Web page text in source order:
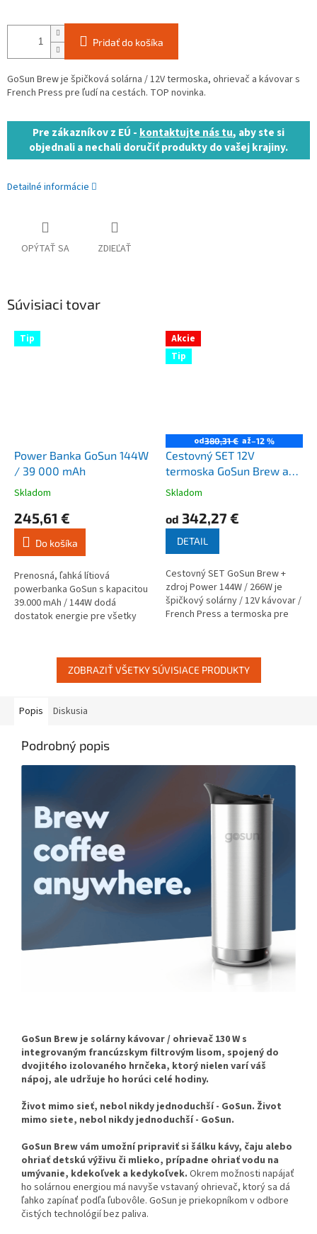
Pridať do košíka
GoSun Brew je špičková solárna / 12V termoska, ohrievač a kávovar s
French Press pre ľudí na cestách. TOP novinka.
Pre zákazníkov z EÚ -kontaktujte nás tu, aby ste si
objednali a nechali doručiť produkty do vašej krajiny.
Detailné informácie
OPÝTAŤ SA ZDIEĽAŤ
Súvisiaci tovar
Tip
Power Banka GoSun 144W
/ 39 000 mAh
Priemerné
produktu
4,3
5
hviezdičiek.
Skladom
245,61 €
Do košíka
Prenosná, ľahká lítiová
powerbanka GoSun s kapacitou
39.000 mAh / 144W dodá
dostatok energie pre všetky
Akcie
Tip
od380,31 € až–12 %
Cestovný SET 12V
termoska GoSun Brew a
kávovar + Power 144W /
Priemerné
produktu
5
hviezdičiek.
Skladom
od 342,27 €
DETAIL
Cestovný SET GoSun Brew +
zdroj Power 144W / 266W je
špičkový solárny / 12V kávovar /
French Press a termoska pre
ZOBRAZIŤ VŠETKY SÚVISIACE PRODUKTY
Popis Diskusia
Podrobný popis
GoSun Brew je solárny kávovar / ohrievač 130 W s
integrovaným francúzskym filtrovým lisom, spojený do
dvojitého izolovaného hrnčeka, ktorý nielen varí váš
nápoj, ale udržuje ho horúci celé hodiny.
Život mimo sieť, nebol nikdy jednoduchší - GoSun. Život
mimo siete, nebol nikdy jednoduchší - GoSun.
GoSun Brew vám umožní pripraviť si šálku kávy, čaju alebo
ohriať detskú výživu či mlieko, prípadne ohriať vodu na
umývanie, kdekoľvek a kedykoľvek. Okrem možnosti napájať
ho solárnou energiou má navyše vstavaný ohrievač, ktorý sa dá
ľahko zapínať podľa ľubovôle. GoSun je priekopníkom v odbore
čistých technológií bez paliva.